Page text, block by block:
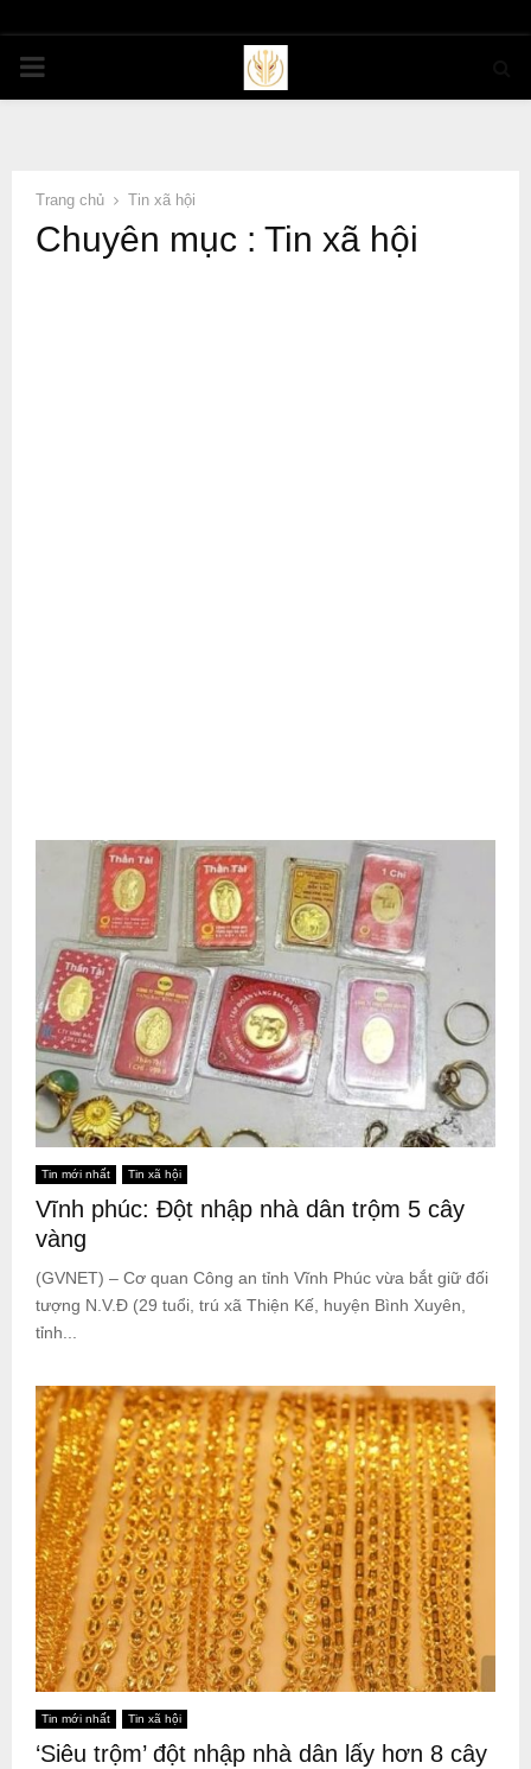
PRIMARY
Trang chủ Tin xã hội
Chuyên mục : Tin xã hội
Tin mới nhất Tin xã hội
Vĩnh phúc: Đột nhập nhà dân trộm 5 cây
vàng
(GVNET) – Cơ quan Công an tỉnh Vĩnh Phúc vừa bắt giữ đối
tượng N.V.Đ (29 tuổi, trú xã Thiện Kế, huyện Bình Xuyên,
tỉnh...
Tin mới nhất Tin xã hội
‘Siêu trộm’ đột nhập nhà dân lấy hơn 8 cây